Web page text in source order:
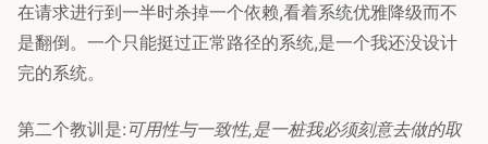
在请求进行到一半时杀掉一个依赖,看着系统优雅降级而不
是翻倒。一个只能挺过正常路径的系统,是一个我还没设计
完的系统。
第二个教训是: 可用性与一致性,是一桩我必须刻意去做的取